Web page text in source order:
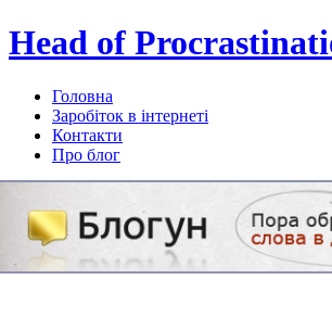
Head of
Головна
Заробіток в інтернеті
Контакти
Про блог